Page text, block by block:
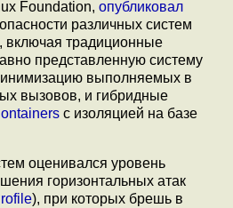
Foundation, опубликовал
различных систем
включая традиционные
представленную систему
выполняемых в
вызовов, и гибридные
с изоляцией на базе
оценивался уровень
горизонтальных атак
), при которых брешь в